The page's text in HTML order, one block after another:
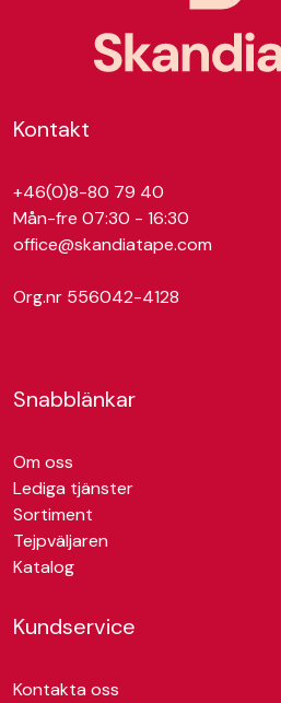
Kontakt
+46(0)8-80 79 40
Mån-fre 07:30 - 16:30
office@skandiatape.com
Org.nr 556042-4128
Snabblänkar
Om oss
Lediga tjänster
Sortiment
Tejpväljaren
Katalog
Kundservice
Kontakta oss